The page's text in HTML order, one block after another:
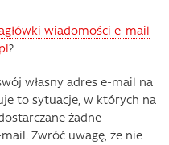
wiadomości e-mail
?
własny adres e-mail na
to sytuacje, w których na
żadne
Zwróć uwagę, że nie